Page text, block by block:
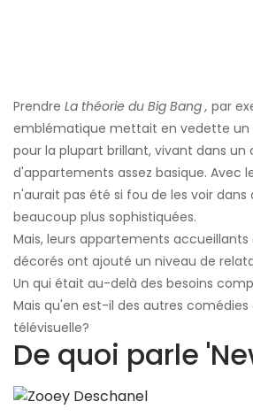
Prendre La théorie du Big Bang , par
emblématique mettait en vedette un
pour la plupart brillant, vivant dans un
d'appartements assez basique. Avec
n'aurait pas été si fou de les voir dans
beaucoup plus sophistiquées.
Mais, leurs appartements
décorés ont ajouté un niveau de
Un qui était au-delà des besoins
Mais qu'en est-il des autres
télévisuelle?
De quoi parle